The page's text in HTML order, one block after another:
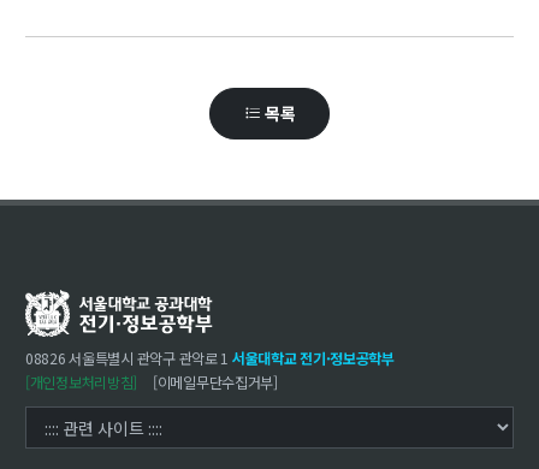
목록
08826 서울특별시 관악구 관악로 1 서울대학교 전기·정보공학부
[개인정보처리방침]
[이메일무단수집거부]